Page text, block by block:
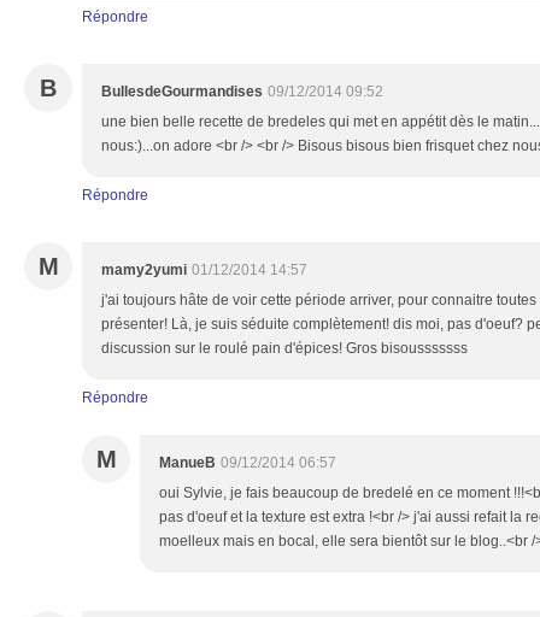
Répondre
B BullesdeGourmandises 09/12/2014 09:52
une bien belle recette de bredeles qui met en appétit dès le
nous:)...on adore <br /> <br /> Bisous bisous bien frisquet chez
Répondre
M mamy2yumi 01/12/2014 14:57
j'ai toujours hâte de voir cette période arriver, pour connaitre
présenter! Là, je suis séduite complètement! dis moi, pas d'oeuf?
discussion sur le roulé pain d'épices! Gros bisousssssss
Répondre
M ManueB 09/12/2014 06:57
oui Sylvie, je fais beaucoup de bredelé en ce moment
pas d'oeuf et la texture est extra !<br /> j'ai aussi refait la
moelleux mais en bocal, elle sera bientôt sur le blog..<br /